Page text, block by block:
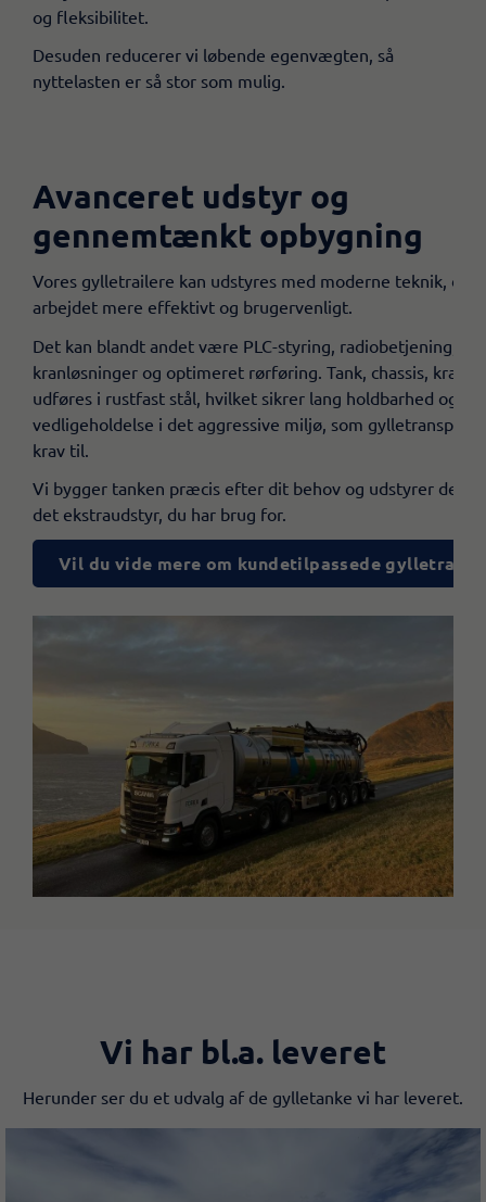
og fleksibilitet.
Desuden reducerer vi løbende egenvægten, så
nyttelasten er så stor som mulig.
Avanceret udstyr og
gennemtænkt opbygning
Vores gylletrailere kan udstyres med moderne teknik, der
arbejdet mere effektivt og brugervenligt.
Det kan blandt andet være PLC-styring, radiobetjening,
kranløsninger og optimeret rørføring. Tank, chassis, kran
udføres i rustfast stål, hvilket sikrer lang holdbarhed og
vedligeholdelse i det aggressive miljø, som gylletransport
krav til.
Vi bygger tanken præcis efter dit behov og udstyrer den
det ekstraudstyr, du har brug for.
Vil du vide mere om kundetilpassede
Vi har bl.a. leveret​
Herunder ser du et udvalg af de​ gylletanke vi har leveret.